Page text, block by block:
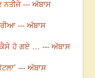
--- ਅੱਬਾਸ
--- ਅੱਬਾਸ
ਹੋ ਗਏ … --- ਅੱਬਾਸ
--- ਅੱਬਾਸ